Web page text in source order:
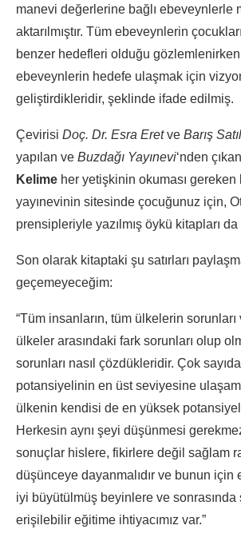
manevi değerlerine bağlı ebeveynlerle
aktarılmıştır. Tüm ebeveynlerin
benzer hedefleri olduğu gözlemlenirken
ebeveynlerin hedefe ulaşmak için
geliştirdikleridir, şeklinde ifade edilmiş.
Çevirisi Doç. Dr. Esra Eretve Barış
yapılan ve Buzdağı Yayınevi‘nden çıkan
Kelime her yetişkinin okuması gereken
yayınevinin sitesinde çocuğunuz için,
prensipleriyle yazılmış öykü kitapları
Son olarak kitaptaki şu satırları
geçemeyeceğim:
“Tüm insanların, tüm ülkelerin sorunları
ülkeler arasındaki fark sorunları olup
sorunları nasıl çözdükleridir. Çok
potansiyelinin en üst seviyesine
ülkenin kendisi de en yüksek
Herkesin aynı şeyi düşünmesi
sonuçlar hislere, fikirlere değil sağlam
düşünceye dayanmalıdır ve bunun için
iyi büyütülmüş beyinlere ve
erişilebilir eğitime ihtiyacımız var.”